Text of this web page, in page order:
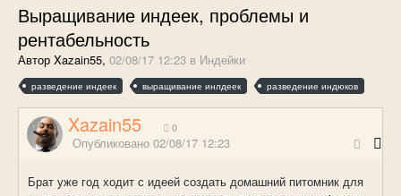
Выращивание индеек, проблемы и
рентабельность
Автор Xazain55, 02/08/17 12:23 в Индейки
разведение индеек выращивание инлдеек разведение индюков
Xazain55 0
Опубликовано 02/08/17 12:23
Брат уже год ходит с идеей создать домашний питомник для